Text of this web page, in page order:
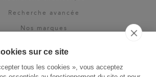
sur ce site
tous les cookies », vous acceptez
Recherche avancée
Nos marques
Espace pro
Newsletter